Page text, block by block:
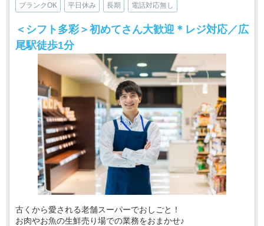
ブランクOK 平日休み 長期 電話対応無し
＜シフト多彩＞初めてさん大歓迎＊レジ対応／広
尾駅徒歩1分
古くから愛される老舗スーパーでおしごと！
お肉やお魚の生鮮売り場での業務をおまかせ♪